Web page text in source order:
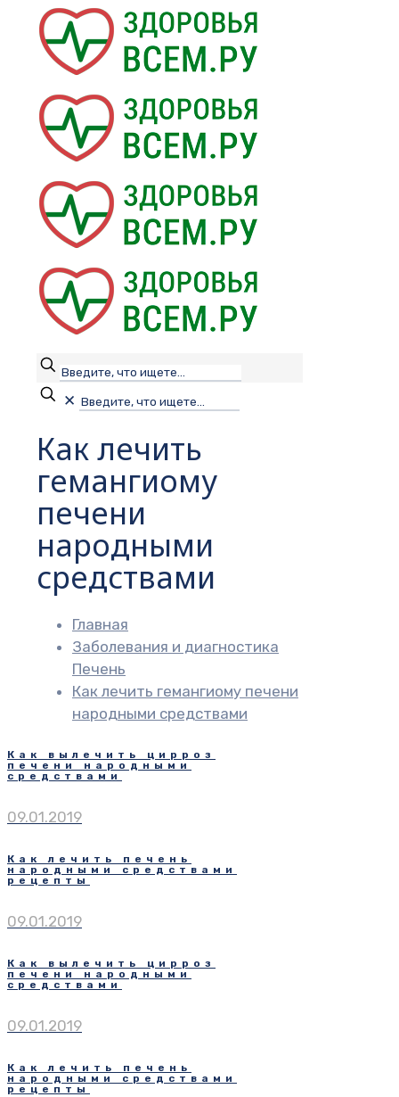
✕
Как лечить
гемангиому
печени
народными
средствами
Главная
Заболевания и диагностика
Печень
Как лечить гемангиому печени
народными средствами
Как вылечить цирроз
печени народными
средствами
09.01.2019
Как лечить печень
народными средствами
рецепты
09.01.2019
Как вылечить цирроз
печени народными
средствами
09.01.2019
Как лечить печень
народными средствами
рецепты